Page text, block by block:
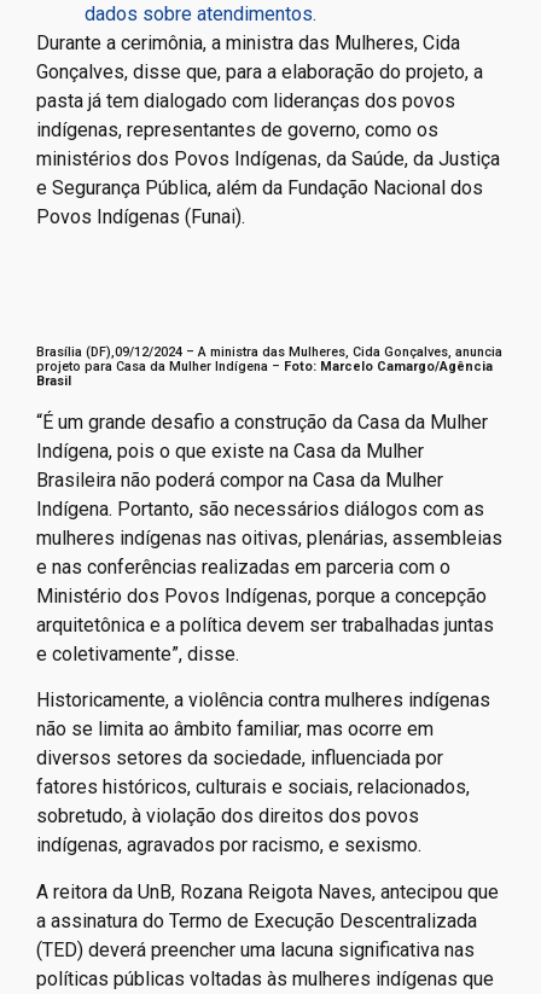
dados sobre atendimentos.
Durante a cerimônia, a ministra das Mulheres, Cida
Gonçalves, disse que, para a elaboração do projeto, a
pasta já tem dialogado com lideranças dos povos
indígenas, representantes de governo, como os
ministérios dos Povos Indígenas, da Saúde, da Justiça
e Segurança Pública, além da Fundação Nacional dos
Povos Indígenas (Funai).
Brasília (DF),09/12/2024 – A ministra das Mulheres, Cida Gonçalves, anuncia
projeto para Casa da Mulher Indígena – Foto: Marcelo Camargo/Agência
Brasil
“É um grande desafio a construção da Casa da Mulher
Indígena, pois o que existe na Casa da Mulher
Brasileira não poderá compor na Casa da Mulher
Indígena. Portanto, são necessários diálogos com as
mulheres indígenas nas oitivas, plenárias, assembleias
e nas conferências realizadas em parceria com o
Ministério dos Povos Indígenas, porque a concepção
arquitetônica e a política devem ser trabalhadas juntas
e coletivamente”, disse.
Historicamente, a violência contra mulheres indígenas
não se limita ao âmbito familiar, mas ocorre em
diversos setores da sociedade, influenciada por
fatores históricos, culturais e sociais, relacionados,
sobretudo, à violação dos direitos dos povos
indígenas, agravados por racismo, e sexismo.
A reitora da UnB, Rozana Reigota Naves, antecipou que
a assinatura do Termo de Execução Descentralizada
(TED) deverá preencher uma lacuna significativa nas
políticas públicas voltadas às mulheres indígenas que